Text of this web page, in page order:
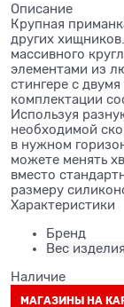
Описание
Крупная
других
массивного
элементами из
стингере с
комплектации
Используя
необходимой
в нужном
можете менять
вместо
размеру
Характеристики
Бренд
Вес изделия
Наличие
МАГАЗИНЫ НА